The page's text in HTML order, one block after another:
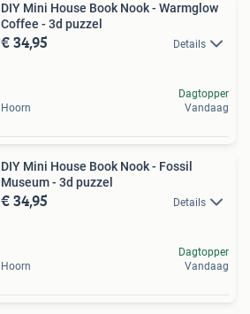
DIY Mini House Book Nook - Warmglow
Coffee - 3d puzzel
€ 34,95 Details
Hoorn
Dagtopper
Vandaag
DIY Mini House Book Nook - Fossil
Museum - 3d puzzel
€ 34,95 Details
Hoorn
Dagtopper
Vandaag